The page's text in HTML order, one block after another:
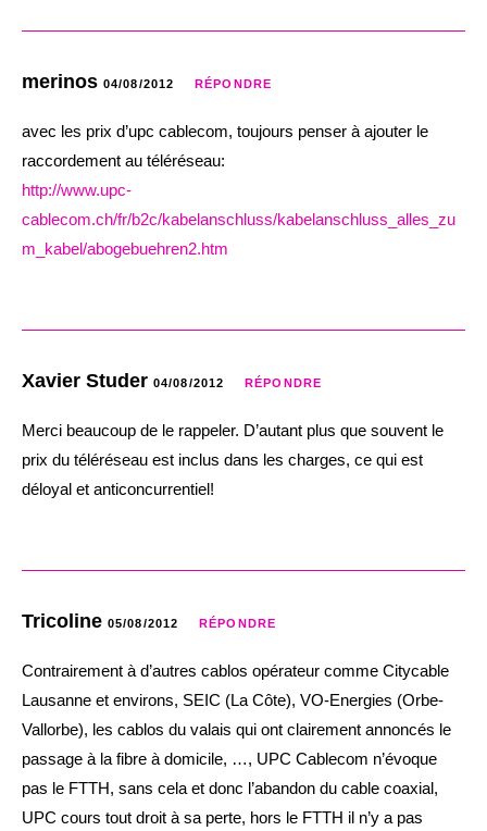
merinos 04/08/2012 RÉPONDRE
avec les prix d’upc cablecom, toujours penser à ajouter le
raccordement au téléréseau:
http://www.upc-
cablecom.ch/fr/b2c/kabelanschluss/kabelanschluss_alles_zu
m_kabel/abogebuehren2.htm
Xavier Studer 04/08/2012 RÉPONDRE
Merci beaucoup de le rappeler. D’autant plus que souvent le
prix du téléréseau est inclus dans les charges, ce qui est
déloyal et anticoncurrentiel!
Tricoline 05/08/2012 RÉPONDRE
Contrairement à d’autres cablos opérateur comme Citycable
Lausanne et environs, SEIC (La Côte), VO-Energies (Orbe-
Vallorbe), les cablos du valais qui ont clairement annoncés le
passage à la fibre à domicile, …, UPC Cablecom n’évoque
pas le FTTH, sans cela et donc l’abandon du cable coaxial,
UPC cours tout droit à sa perte, hors le FTTH il n’y a pas